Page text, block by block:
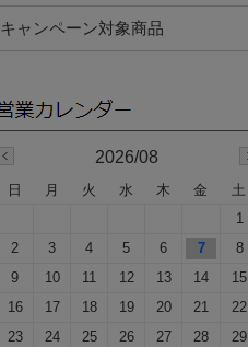
キャンペーン対象商品
2026/08
日 月 火 水 木 金
土
1
2
3 4 5 6 7
8
9
10 11 12 13 14
15
16
17 18 19 20 21
22
23
24 25 26 27 28
29